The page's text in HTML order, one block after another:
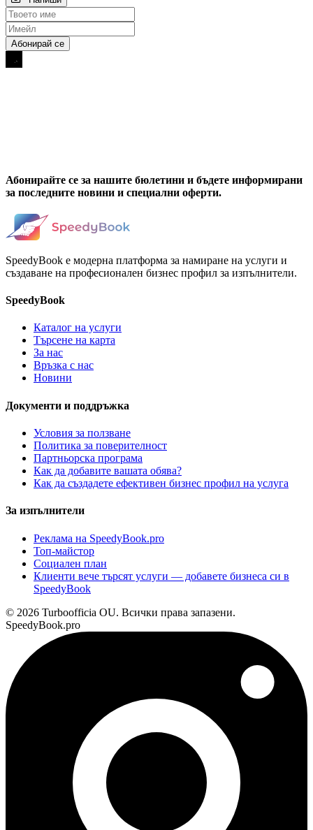
Абонирайте се за нашите бюлетини и бъдете информирани
за последните новини и специални оферти.
SpeedyBook е модерна платформа за намиране на услуги и
създаване на професионален бизнес профил за изпълнители.
SpeedyBook
Каталог на услуги
Търсене на карта
За нас
Връзка с нас
Новини
Документи и поддръжка
Условия за ползване
Политика за поверителност
Партньорска програма
Как да добавите вашата обява?
Как да създадете ефективен бизнес профил на услуга
За изпълнители
Реклама на SpeedyBook.pro
Топ-майстор
Социален план
Клиенти вече търсят услуги — добавете бизнеса си в
SpeedyBook
© 2026 Turboofficia OU. Всички права запазени.
SpeedyBook.pro